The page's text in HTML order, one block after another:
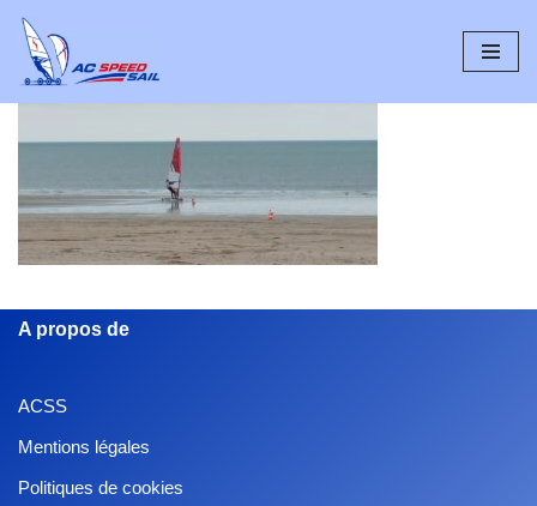
Aller
au
A propos de
ACSS
Mentions légales
Politiques de cookies